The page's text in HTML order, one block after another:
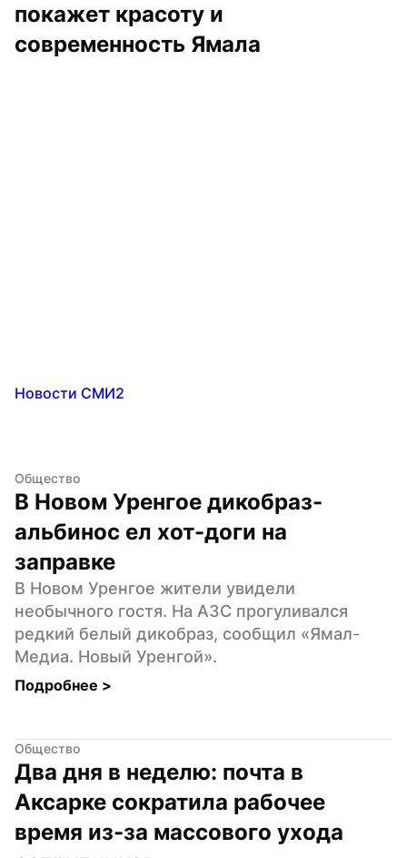
покажет красоту и
современность Ямала
Новости СМИ2
Общество
В Новом Уренгое дикобраз-
альбинос ел хот-доги на
заправке
В Новом Уренгое жители увидели
необычного гостя. На АЗС прогуливался
редкий белый дикобраз, сообщил «Ямал-
Медиа. Новый Уренгой».
Подробнее >
Общество
Два дня в неделю: почта в
Аксарке сократила рабочее
время из-за массового ухода